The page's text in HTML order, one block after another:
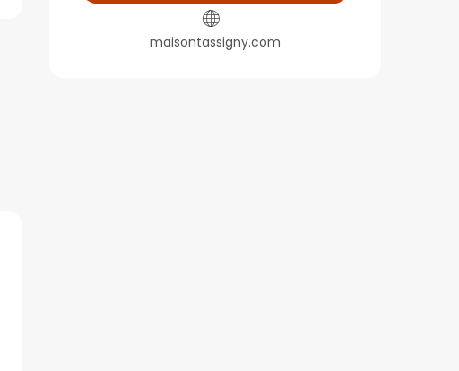
maisontassigny.com